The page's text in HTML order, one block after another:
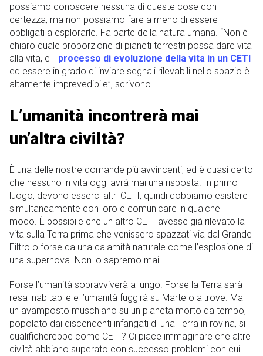
possiamo conoscere nessuna di queste cose con
certezza, ma non possiamo fare a meno di essere
obbligati a esplorarle. Fa parte della natura umana. “Non è
chiaro quale proporzione di pianeti terrestri possa dare vita
alla vita, e il processo di evoluzione della vita in un CETI
ed essere in grado di inviare segnali rilevabili nello spazio è
altamente imprevedibile”, scrivono.
L’umanità incontrerà mai
un’altra civiltà?
È una delle nostre domande più avvincenti, ed è quasi certo
che nessuno in vita oggi avrà mai una risposta. In primo
luogo, devono esserci altri CETI, quindi dobbiamo esistere
simultaneamente con loro e comunicare in qualche
modo. È possibile che un altro CETI avesse già rilevato la
vita sulla Terra prima che venissero spazzati via dal Grande
Filtro o forse da una calamità naturale come l’esplosione di
una supernova. Non lo sapremo mai.
Forse l’umanità sopravviverà a lungo. Forse la Terra sarà
resa inabitabile e l’umanità fuggirà su Marte o altrove. Ma
un avamposto muschiano su un pianeta morto da tempo,
popolato dai discendenti infangati di una Terra in rovina, si
qualificherebbe come CETI? Ci piace immaginare che altre
civiltà abbiano superato con successo problemi con cui